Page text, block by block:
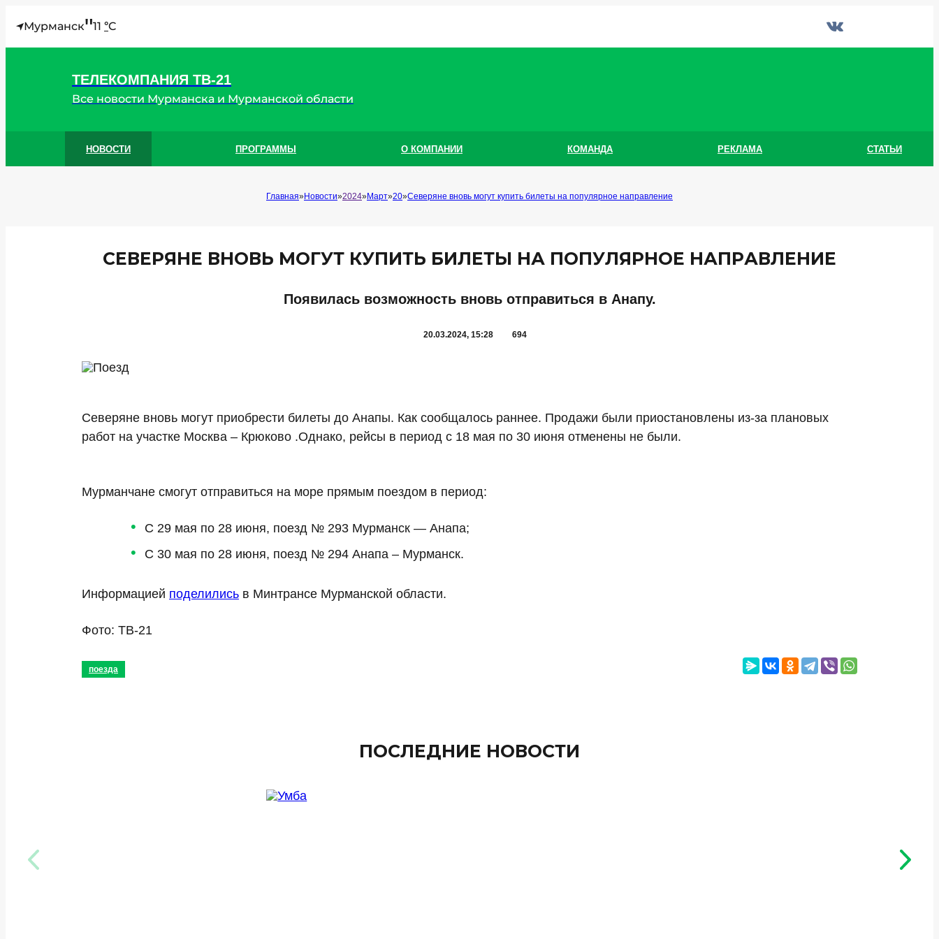
Мурманск"11 °C
ТЕЛЕКОМПАНИЯ ТВ-21
Все новости Мурманска и Мурманской области
НОВОСТИ ПРОГРАММЫ О КОМПАНИИ КОМАНДА РЕКЛАМА СТАТЬИ
Главная Новости 2024 Март 20 Северяне вновь могут купить билеты на популярное направление
СЕВЕРЯНЕ ВНОВЬ МОГУТ КУПИТЬ БИЛЕТЫ НА ПОПУЛЯРНОЕ НАПРАВЛЕНИЕ
Появилась возможность вновь отправиться в Анапу.
20.03.2024, 15:28 694
Северяне вновь могут приобрести билеты до Анапы. Как сообщалось раннее. Продажи были приостановлены из-за плановых
работ на участке Москва – Крюково .Однако, рейсы в период с 18 мая по 30 июня отменены не были.
Мурманчане смогут отправиться на море прямым поездом в период:
С 29 мая по 28 июня, поезд № 293 Мурманск — Анапа;
С 30 мая по 28 июня, поезд № 294 Анапа – Мурманск.
Информацией поделились в Минтрансе Мурманской области.
Фото: ТВ-21
поезда
ПОСЛЕДНИЕ НОВОСТИ